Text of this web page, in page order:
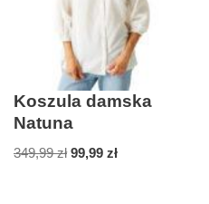
Koszula damska
Natuna
349,99zł 99,99 zł